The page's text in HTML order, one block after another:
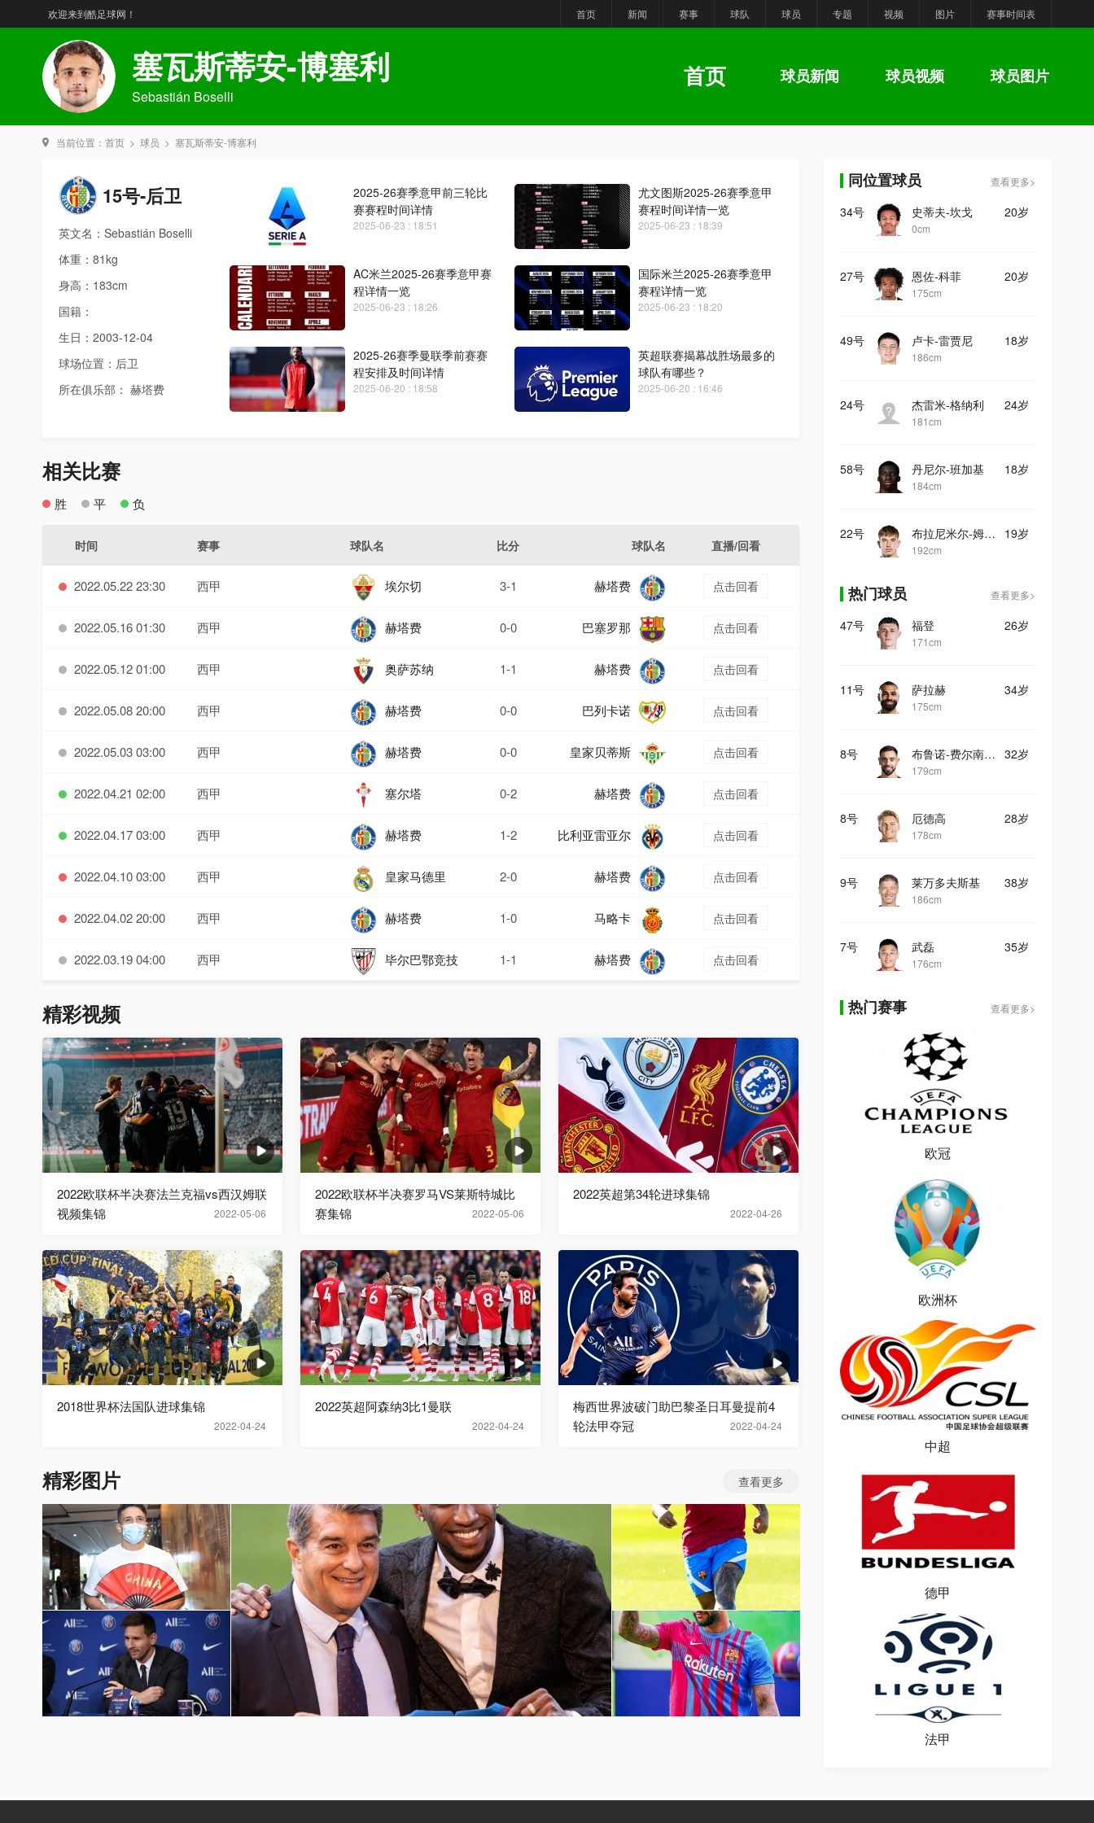
欢迎来到酷足球网！ 首页 新闻 赛事 球队 球员 专题 视频 图片 赛事时间表
塞瓦斯蒂安-博塞利
Sebastián Boselli
首页 球员新闻 球员视频 球员图片
当前位置： 首页 > 球员 > 塞瓦斯蒂安-博塞利
15号-后卫
英文名：Sebastián Boselli
体重：81kg
身高：183cm
国籍：
生日：2003-12-04
球场位置：后卫
所在俱乐部： 赫塔费
2025-26赛季意甲前三轮比
赛赛程时间详情
2025-06-23 : 18:51
尤文图斯2025-26赛季意甲
赛程时间详情一览
2025-06-23 : 18:39
AC米兰2025-26赛季意甲赛
程详情一览
2025-06-23 : 18:26
国际米兰2025-26赛季意甲
赛程详情一览
2025-06-23 : 18:20
2025-26赛季曼联季前赛赛
程安排及时间详情
2025-06-20 : 18:58
英超联赛揭幕战胜场最多的
球队有哪些？
2025-06-20 : 16:46
相关比赛
胜 平 负
时间 赛事 球队名 比分 球队名 直播/回看
2022.05.22 23:30 西甲 埃尔切 3-1 赫塔费 点击回看
2022.05.16 01:30 西甲 赫塔费 0-0 巴塞罗那 点击回看
2022.05.12 01:00 西甲 奥萨苏纳 1-1 赫塔费 点击回看
2022.05.08 20:00 西甲 赫塔费 0-0 巴列卡诺 点击回看
2022.05.03 03:00 西甲 赫塔费 0-0 皇家贝蒂斯 点击回看
2022.04.21 02:00 西甲 塞尔塔 0-2 赫塔费 点击回看
2022.04.17 03:00 西甲 赫塔费 1-2 比利亚雷亚尔 点击回看
2022.04.10 03:00 西甲 皇家马德里 2-0 赫塔费 点击回看
2022.04.02 20:00 西甲 赫塔费 1-0 马略卡 点击回看
2022.03.19 04:00 西甲 毕尔巴鄂竞技 1-1 赫塔费 点击回看
精彩视频
2022-05-06
2022欧联杯半决赛法兰克福vs西汉姆联
视频集锦
2022-05-06
2022欧联杯半决赛罗马VS莱斯特城比
赛集锦
2022-04-26
2022英超第34轮进球集锦
2022-04-24
2018世界杯法国队进球集锦
2022-04-24
2022英超阿森纳3比1曼联
2022-04-24
梅西世界波破门助巴黎圣日耳曼提前4
轮法甲夺冠
精彩图片 查看更多
国足世预赛12强赛图片 巴萨球员赛季前训练图片
同位置球员 查看更多>
34号 20岁
史蒂夫-坎戈
0cm
27号 20岁
恩佐-科菲
175cm
49号 18岁
卢卡-雷贾尼
186cm
24号 24岁
杰雷米-格纳利
181cm
58号 18岁
丹尼尔-班加基
184cm
22号 19岁
布拉尼米尔-姆拉契奇
192cm
热门球员 查看更多>
47号 26岁
福登
171cm
11号 34岁
萨拉赫
175cm
8号 32岁
布鲁诺-费尔南德斯
179cm
8号 28岁
厄德高
178cm
9号 38岁
莱万多夫斯基
186cm
7号 35岁
武磊
176cm
热门赛事 查看更多>
欧冠
欧洲杯
中超
德甲
法甲